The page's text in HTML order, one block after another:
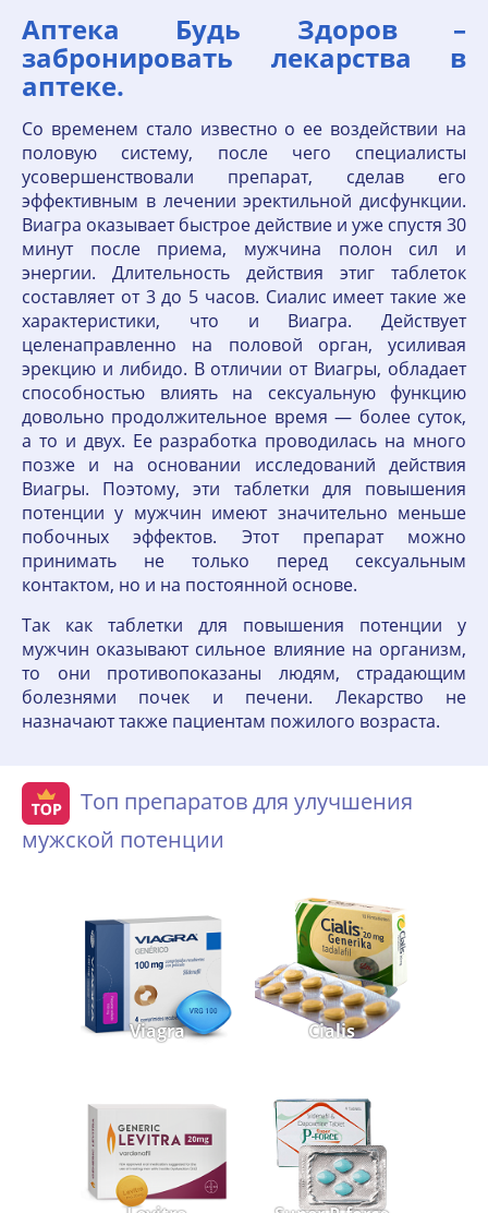
Аптека Будь Здоров –
забронировать лекарства в
аптеке.
Со временем стало известно о ее воздействии на
половую систему, после чего специалисты
усовершенствовали препарат, сделав его
эффективным в лечении эректильной дисфункции.
Виагра оказывает быстрое действие и уже спустя 30
минут после приема, мужчина полон сил и
энергии. Длительность действия этиг таблеток
составляет от 3 до 5 часов. Сиалис имеет такие же
характеристики, что и Виагра. Действует
целенаправленно на половой орган, усиливая
эрекцию и либидо. В отличии от Виагры, обладает
способностью влиять на сексуальную функцию
довольно продолжительное время — более суток,
а то и двух. Ее разработка проводилась на много
позже и на основании исследований действия
Виагры. Поэтому, эти таблетки для повышения
потенции у мужчин имеют значительно меньше
побочных эффектов. Этот препарат можно
принимать не только перед сексуальным
контактом, но и на постоянной основе.
Так как таблетки для повышения потенции у
мужчин оказывают сильное влияние на организм,
то они противопоказаны людям, страдающим
болезнями почек и печени. Лекарство не
назначают также пациентам пожилого возраста.
Топ препаратов для улучшения
мужской потенции
Viagra Cialis